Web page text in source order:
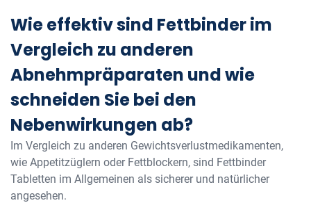
Wie effektiv sind Fettbinder im
Vergleich zu anderen
Abnehmpräparaten und wie
schneiden Sie bei den
Nebenwirkungen ab?
Im Vergleich zu anderen Gewichtsverlustmedikamenten,
wie Appetitzüglern oder Fettblockern, sind Fettbinder
Tabletten im Allgemeinen als sicherer und natürlicher
angesehen.